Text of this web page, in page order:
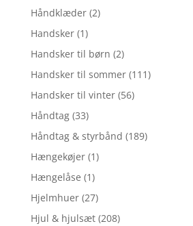
Håndklæder (2)
Handsker (1)
Handsker til børn (2)
Handsker til sommer (111)
Handsker til vinter (56)
Håndtag (33)
Håndtag & styrbånd (189)
Hængekøjer (1)
Hængelåse (1)
Hjelmhuer (27)
Hjul & hjulsæt (208)